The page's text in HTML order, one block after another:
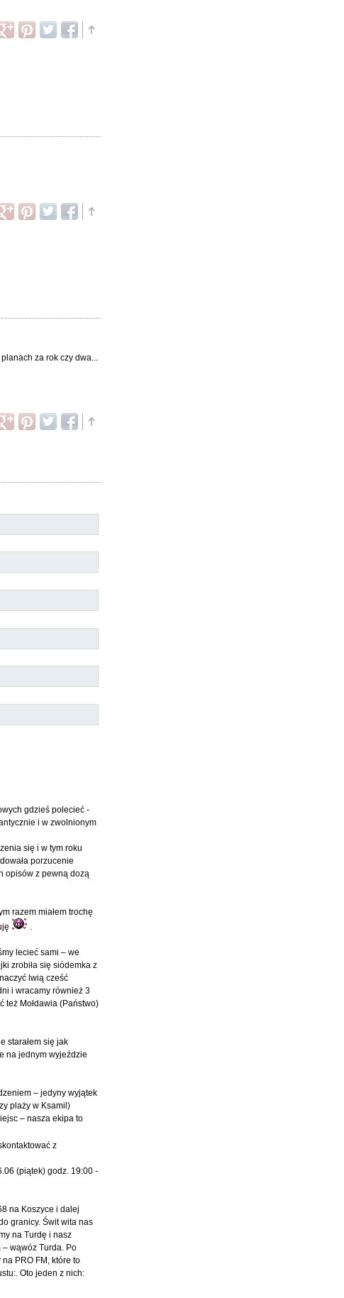
za rok czy dwa...
gdzieś polecieć -
i w zwolnionym
się i w tym roku
porzucenie
opisów z pewną dozą
razem miałem trochę
.
lecieć sami – we
zrobiła się siódemka z
lwią cześć
i wracamy również 3
też Mołdawia (Państwo)
starałem się jak
na jednym wyjeździe
– jedyny wyjątek
plaży w Ksamil)
– nasza ekipa to
z
(piątek) godz. 19:00 -
na Koszyce i dalej
granicy. Świt wita nas
na Turdę i nasz
– wąwóz Turda. Po
PRO FM, które to
Oto jeden z nich: